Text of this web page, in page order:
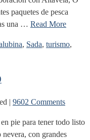
paquetes de pesca
una … Read More
, Sada, turismo,
| 9602 Comments
pie para tener todo listo
con grandes